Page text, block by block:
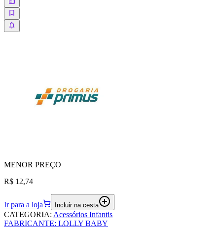
MENOR PREÇO
R$ 12,74
Ir para a loja Incluir na cesta
CATEGORIA: Acessórios Infantis
FABRICANTE: LOLLY BABY